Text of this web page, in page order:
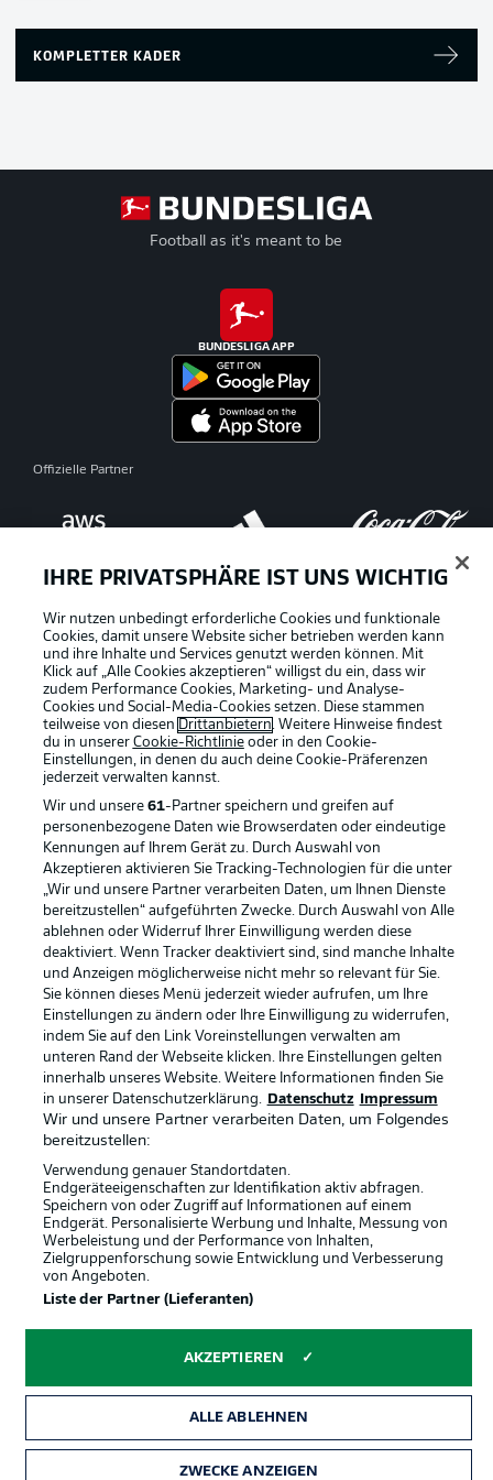
KOMPLETTER KADER
Football as it's meant to be
BUNDESLIGA APP
Offizielle Partner
Rechtliche Hinweise Voreinstellungen verwalten
Datenschutz Nutzungsbedingungen
Broadcaster Kontakt
Jobs Impressum
Partner Spieler
Liveticker AGB
© 2026 Bundesliga-Gruppe GmbH
Anzeige Modus
IHRE PRIVATSPHÄRE IST UNS WICHTIG
Wir nutzen unbedingt erforderliche Cookies und funktionale
Cookies, damit unsere Website sicher betrieben werden kann
und ihre Inhalte und Services genutzt werden können. Mit
Klick auf „Alle Cookies akzeptieren“ willigst du ein, dass wir
zudem Performance Cookies, Marketing- und Analyse-
Cookies und Social-Media-Cookies setzen. Diese stammen
teilweise von diesen Drittanbietern. Weitere Hinweise findest
du in unserer Cookie-Richtlinieoder in den Cookie-
Einstellungen, in denen du auch deine Cookie-Präferenzen
jederzeit verwalten kannst.
Wir und unsere 61-Partner speichern und greifen auf
personenbezogene Daten wie Browserdaten oder eindeutige
Kennungen auf Ihrem Gerät zu. Durch Auswahl von
Akzeptieren aktivieren Sie Tracking-Technologien für die unter
„Wir und unsere Partner verarbeiten Daten, um Ihnen Dienste
bereitzustellen“ aufgeführten Zwecke. Durch Auswahl von Alle
ablehnen oder Widerruf Ihrer Einwilligung werden diese
deaktiviert. Wenn Tracker deaktiviert sind, sind manche Inhalte
und Anzeigen möglicherweise nicht mehr so relevant für Sie.
Sie können dieses Menü jederzeit wieder aufrufen, um Ihre
Einstellungen zu ändern oder Ihre Einwilligung zu widerrufen,
indem Sie auf den Link Voreinstellungen verwalten am
unteren Rand der Webseite klicken. Ihre Einstellungen gelten
innerhalb unseres Website. Weitere Informationen finden Sie
in unserer Datenschutzerklärung.
Datenschutz Impressum
Wir und unsere Partner verarbeiten Daten, um Folgendes
bereitzustellen:
Verwendung genauer Standortdaten.
Endgeräteeigenschaften zur Identifikation aktiv abfragen.
Speichern von oder Zugriff auf Informationen auf einem
Endgerät. Personalisierte Werbung und Inhalte, Messung von
Werbeleistung und der Performance von Inhalten,
Zielgruppenforschung sowie Entwicklung und Verbesserung
von Angeboten.
Liste der Partner (Lieferanten)
AKZEPTIEREN
ALLE ABLEHNEN
ZWECKE ANZEIGEN